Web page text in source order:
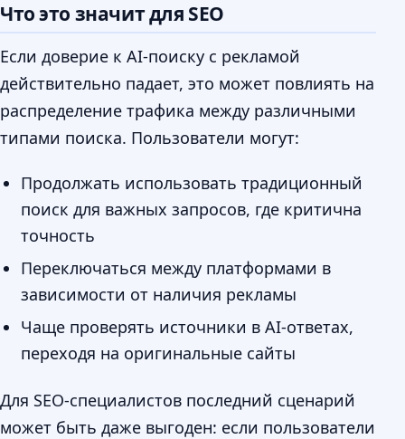
Что это значит для SEO
Если доверие к AI-поиску с рекламой
действительно падает, это может повлиять на
распределение трафика между различными
типами поиска. Пользователи могут:
Продолжать использовать традиционный
поиск для важных запросов, где критична
точность
Переключаться между платформами в
зависимости от наличия рекламы
Чаще проверять источники в AI-ответах,
переходя на оригинальные сайты
Для SEO-специалистов последний сценарий
может быть даже выгоден: если пользователи